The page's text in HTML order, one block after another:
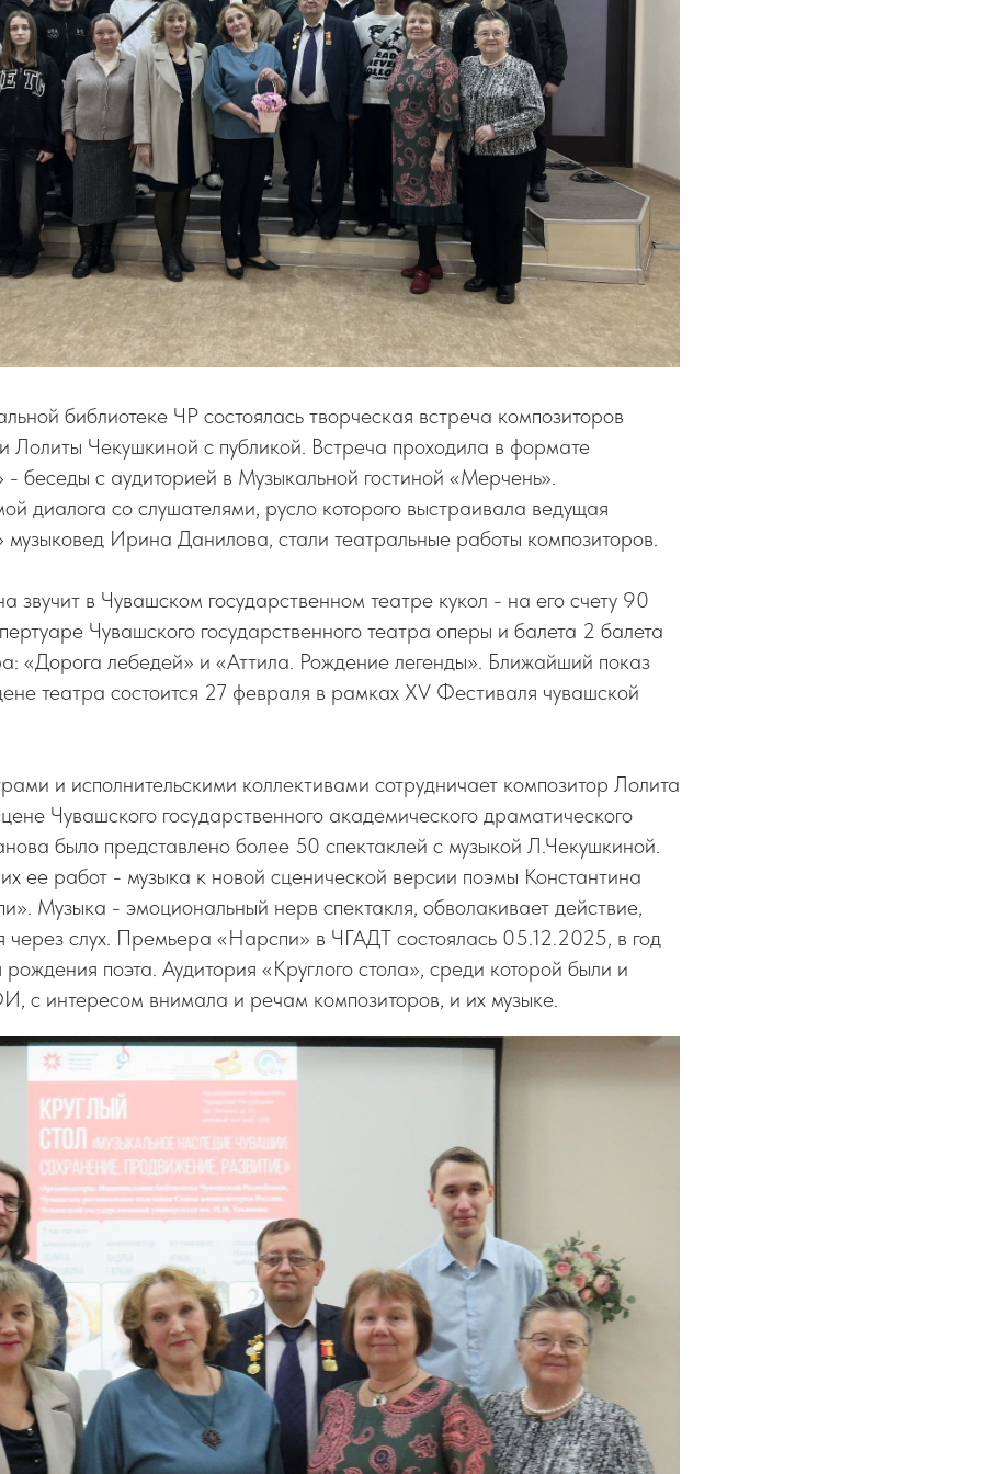
библиотеке ЧР состоялась творческая встреча композиторов
Лолиты Чекушкиной с публикой. Встреча проходила в формате
- беседы с аудиторией в Музыкальной гостиной «Мерчень».
диалога со слушателями, русло которого выстраивала ведущая
музыковед Ирина Данилова, стали театральные работы композиторов.
звучит в Чувашском государственном театре кукол - на его счету 90
Чувашского государственного театра оперы и балета 2 балета
«Дорога лебедей» и «Аттила. Рождение легенды». Ближайший показ
театра состоится 27 февраля в рамках XV Фестиваля чувашской
и исполнительскими коллективами сотрудничает композитор Лолита
Чувашского государственного академического драматического
было представлено более 50 спектаклей с музыкой Л.Чекушкиной.
ее работ - музыка к новой сценической версии поэмы Константина
Музыка - эмоциональный нерв спектакля, обволакивает действие,
через слух. Премьера «Нарспи» в ЧГАДТ состоялась 05.12.2025, в год
поэта. Аудитория «Круглого стола», среди которой были и
с интересом внимала и речам композиторов, и их музыке.